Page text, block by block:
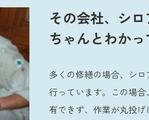
その会社、シ
ちゃんとわか
多くの修繕の場合、シ
行っています。この場
有できず、作業が丸投